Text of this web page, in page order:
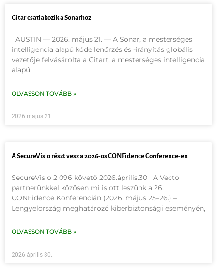
Gitar csatlakozik a Sonarhoz
AUSTIN — 2026. május 21. — A Sonar, a mesterséges
intelligencia alapú kódellenőrzés és -irányítás globális
vezetője felvásárolta a Gitart, a mesterséges intelligencia
alapú
OLVASSON TOVÁBB »
2026 május 21.
A SecureVisio részt vesz a 2026-os CONFidence Conference-en
SecureVisio 2 096 követő 2026.április.30 A Vecto
partnerünkkel közösen mi is ott leszünk a 26.
CONFidence Konferencián (2026. május 25–26.) –
Lengyelország meghatározó kiberbiztonsági eseményén,
OLVASSON TOVÁBB »
2026 április 30.